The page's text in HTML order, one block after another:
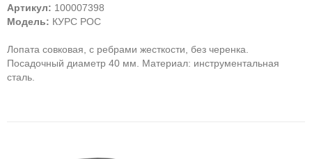
Артикул: 100007398
Модель: КУРС РОС
Лопата совковая, с ребрами жесткости, без черенка.
Посадочный диаметр 40 мм. Материал: инструментальная
сталь.